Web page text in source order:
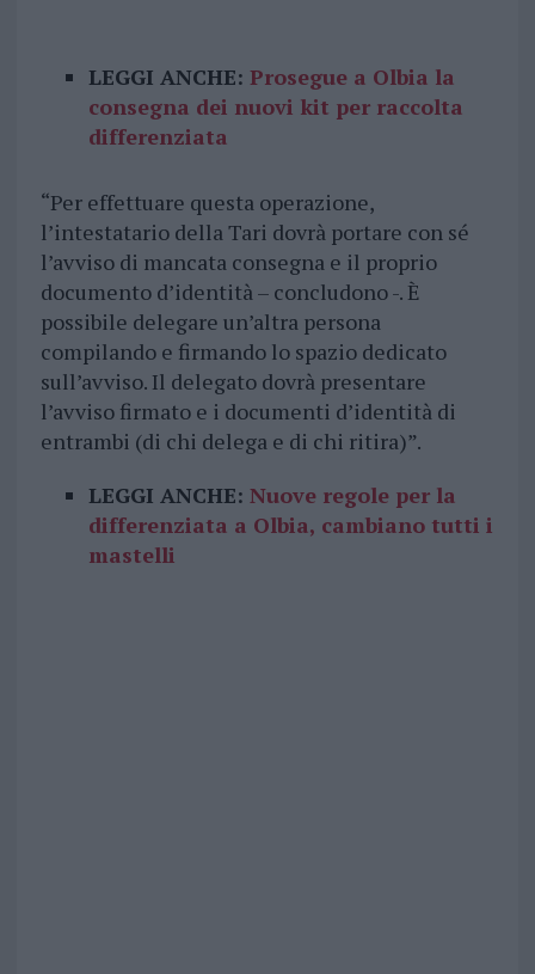
LEGGI ANCHE: Prosegue a Olbia la
consegna dei nuovi kit per raccolta
differenziata
“Per effettuare questa operazione,
l’intestatario della Tari dovrà portare con sé
l’avviso di mancata consegna e il proprio
documento d’identità – concludono -. È
possibile delegare un’altra persona
compilando e firmando lo spazio dedicato
sull’avviso. Il delegato dovrà presentare
l’avviso firmato e i documenti d’identità di
entrambi (di chi delega e di chi ritira)”.
LEGGI ANCHE: Nuove regole per la
differenziata a Olbia, cambiano tutti i
mastelli